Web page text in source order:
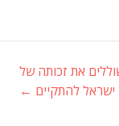
את זכותה של
ישראל להתקיים ←